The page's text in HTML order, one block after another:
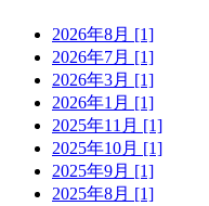
2026年8月 [1]
2026年7月 [1]
2026年3月 [1]
2026年1月 [1]
2025年11月 [1]
2025年10月 [1]
2025年9月 [1]
2025年8月 [1]